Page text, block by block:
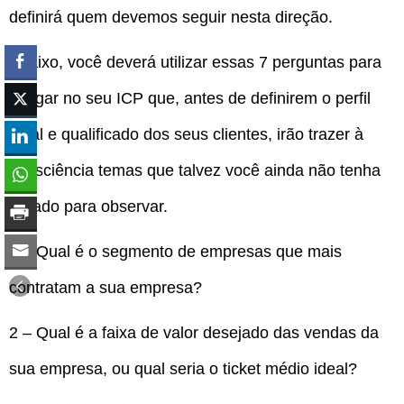
definirá quem devemos seguir nesta direção.
Abaixo, você deverá utilizar essas 7 perguntas para
chegar no seu ICP que, antes de definirem o perfil
ideal e qualificado dos seus clientes, irão trazer à
consciência temas que talvez você ainda não tenha
parado para observar.
1 – Qual é o segmento de empresas que mais
contratam a sua empresa?
2 – Qual é a faixa de valor desejado das vendas da
sua empresa, ou qual seria o ticket médio ideal?